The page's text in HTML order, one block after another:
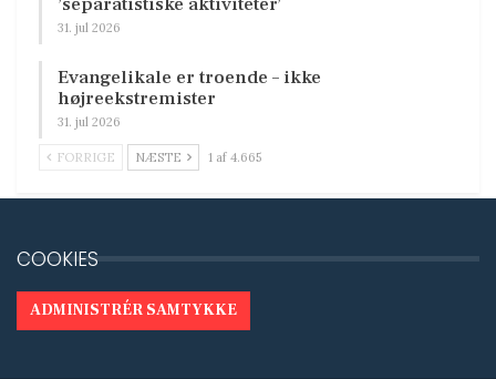
31. jul 2026
Evangelikale er troende – ikke
højreekstremister
31. jul 2026
FORRIGE NÆSTE 1 af 4.665
COOKIES
ADMINISTRÉR SAMTYKKE